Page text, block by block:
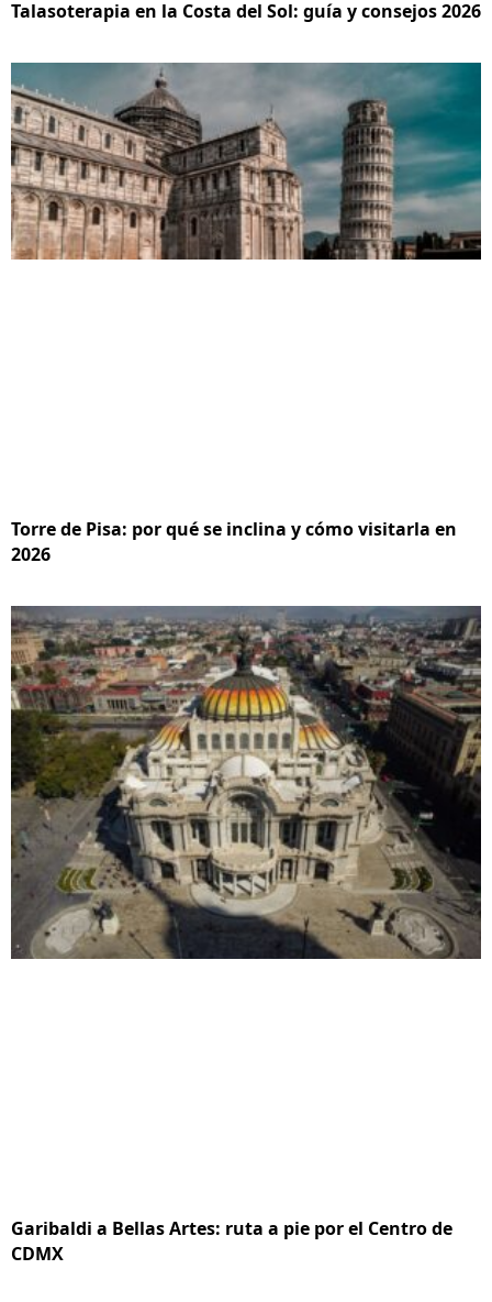
Talasoterapia en la Costa del Sol: guía y consejos 2026
Torre de Pisa: por qué se inclina y cómo visitarla en
2026
Garibaldi a Bellas Artes: ruta a pie por el Centro de
CDMX